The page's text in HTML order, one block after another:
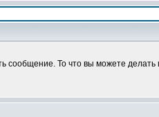
сообщение. То что вы можете